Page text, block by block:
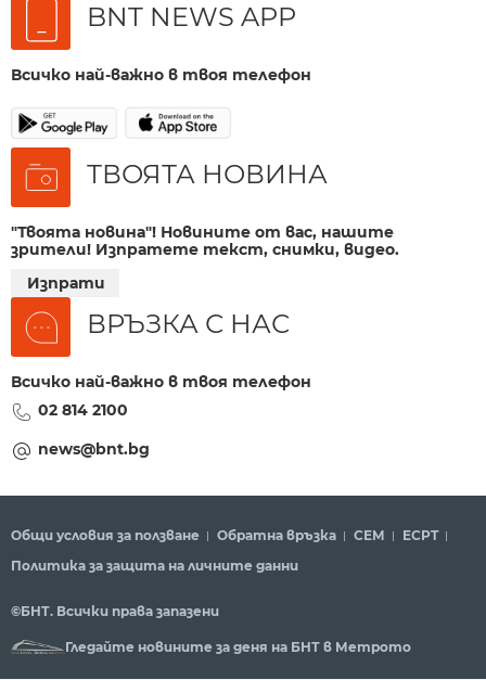
BNT NEWS APP
Всичко най-важно в твоя телефон
ТВОЯТА НОВИНА
"Твоята новина"! Новините от вас, нашите
зрители! Изпратете текст, снимки, видео.
Изпрати
ВРЪЗКА С НАС
Всичко най-важно в твоя телефон
02 814 2100
news@bnt.bg
Общи условия за ползване Обратна връзка СЕМ
ECPT
Политика за защита на личните данни
©БНТ. Всички права запазени
Гледайте новините за деня на БНТ в Метрото